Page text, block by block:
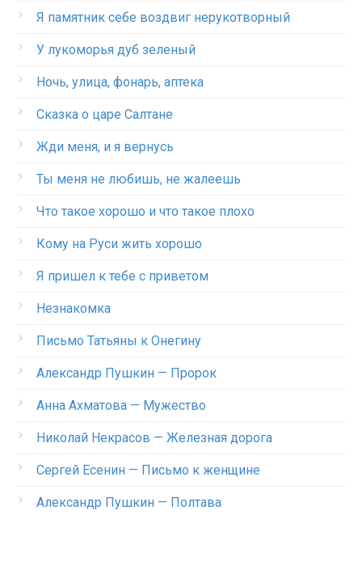
Я памятник себе воздвиг нерукотворный
У лукоморья дуб зеленый
Ночь, улица, фонарь, аптека
Сказка о царе Салтане
Жди меня, и я вернусь
Ты меня не любишь, не жалеешь
Что такое хорошо и что такое плохо
Кому на Руси жить хорошо
Я пришел к тебе с приветом
Незнакомка
Письмо Татьяны к Онегину
Александр Пушкин — Пророк
Анна Ахматова — Мужество
Николай Некрасов — Железная дорога
Сергей Есенин — Письмо к женщине
Александр Пушкин — Полтава